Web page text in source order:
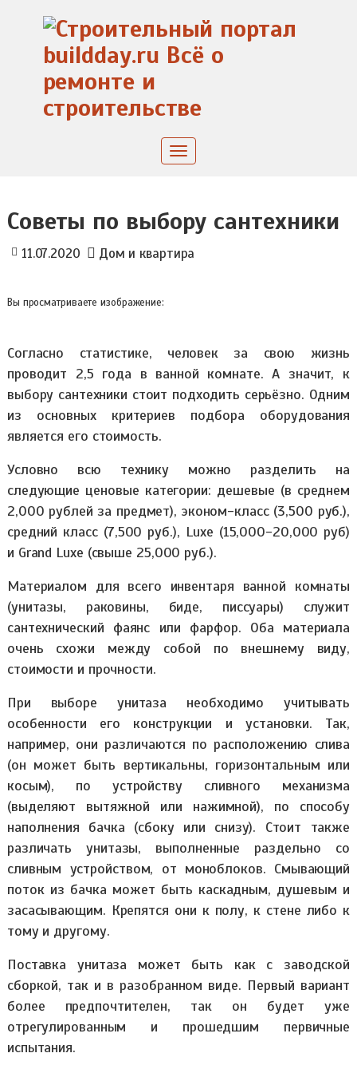
content
Toggle
Советы по выбору сантехники
11.07.2020 Дом и квартира
Вы просматриваете изображение:
Согласно статистике, человек за свою жизнь
проводит 2,5 года в ванной комнате. А значит, к
выбору сантехники стоит подходить серьёзно. Одним
из основных критериев подбора оборудования
является его стоимость.
Условно всю технику можно разделить на
следующие ценовые категории: дешевые (в среднем
2,000 рублей за предмет), эконом-класс (3,500 руб.),
средний класс (7,500 руб.), Luxe (15,000-20,000 руб)
и Grand Luxe (свыше 25,000 руб.).
Материалом для всего инвентаря ванной комнаты
(унитазы, раковины, биде, писсуары) служит
сантехнический фаянс или фарфор. Оба материала
очень схожи между собой по внешнему виду,
стоимости и прочности.
При выборе унитаза необходимо учитывать
особенности его конструкции и установки. Так,
например, они различаются по расположению слива
(он может быть вертикальны, горизонтальным или
косым), по устройству сливного механизма
(выделяют вытяжной или нажимной), по способу
наполнения бачка (сбоку или снизу). Стоит также
различать унитазы, выполненные раздельно со
сливным устройством, от моноблоков. Смывающий
поток из бачка может быть каскадным, душевым и
засасывающим. Крепятся они к полу, к стене либо к
тому и другому.
Поставка унитаза может быть как с заводской
сборкой, так и в разобранном виде. Первый вариант
более предпочтителен, так он будет уже
отрегулированным и прошедшим первичные
испытания.